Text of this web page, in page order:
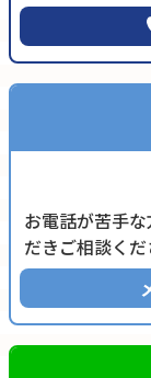
お電話が苦手
だきご相談くだ